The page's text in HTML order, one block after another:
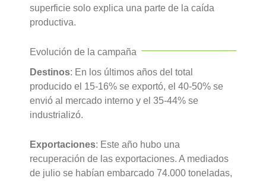
superficie solo explica una parte de la caída
productiva.
Evolución de la campaña
Destinos: En los últimos años del total
producido el 15-16% se exportó, el 40-50% se
envió al mercado interno y el 35-44% se
industrializó.
Exportaciones: Este año hubo una
recuperación de las exportaciones. A mediados
de julio se habían embarcado 74.000 toneladas,